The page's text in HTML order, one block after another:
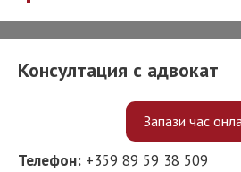
Консултация с адвокат
Запази час
Телефон: +359 89 59 38 509